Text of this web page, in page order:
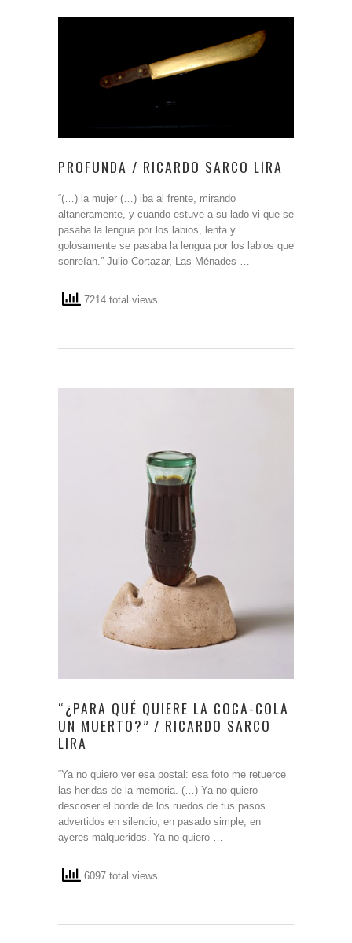
PROFUNDA / RICARDO SARCO LIRA
“(…) la mujer (…) iba al frente, mirando
altaneramente, y cuando estuve a su lado vi que se
pasaba la lengua por los labios, lenta y
golosamente se pasaba la lengua por los labios que
sonreían.” Julio Cortazar, Las Ménades …
7214 total views
“¿PARA QUÉ QUIERE LA COCA-COLA
UN MUERTO?” / RICARDO SARCO
LIRA
“Ya no quiero ver esa postal: esa foto me retuerce
las heridas de la memoria. (…) Ya no quiero
descoser el borde de los ruedos de tus pasos
advertidos en silencio, en pasado simple, en
ayeres malqueridos. Ya no quiero …
6097 total views